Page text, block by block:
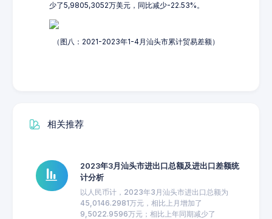
少了5,9805,3052万美元，同比减少-22.53%。
（图八：2021-2023年1-4月汕头市累计贸易差额）
相关推荐
2023年3月汕头市进出口总额及进出口差额统
计分析
以人民币计，2023年3月汕头市进出口总额为
45,0146.2981万元，相比上月增加了
9,5022.9596万元；相比上年同期减少了